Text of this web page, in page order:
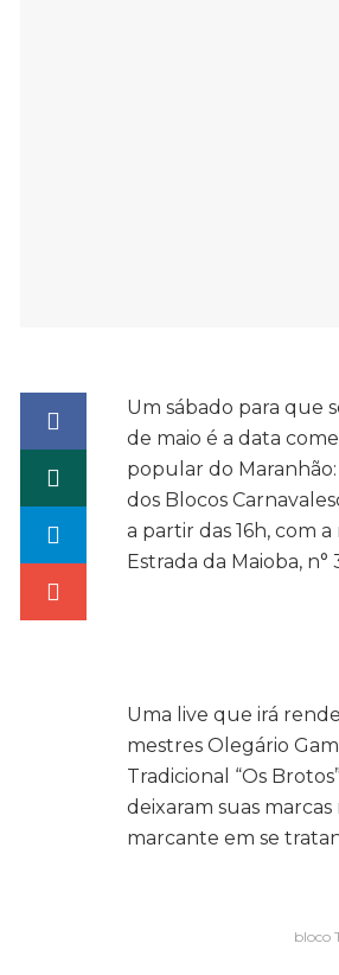
Um sábado para que
de maio é a data
popular do Maranhão:
dos Blocos
a partir das 16h, com
Estrada da Maioba, n°
Uma live que irá
mestres Olegário
Tradicional “Os
deixaram suas
marcante em se
bloco